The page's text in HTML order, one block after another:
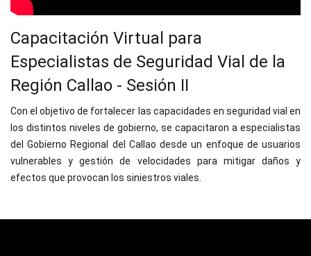
Capacitación Virtual para
Especialistas de Seguridad Vial de la
Región Callao - Sesión II
Con el objetivo de fortalecer las capacidades en seguridad vial en
los distintos niveles de gobierno, se capacitaron a especialistas
del Gobierno Regional del Callao desde un enfoque de usuarios
vulnerables y gestión de velocidades para mitigar daños y
efectos que provocan los siniestros viales.